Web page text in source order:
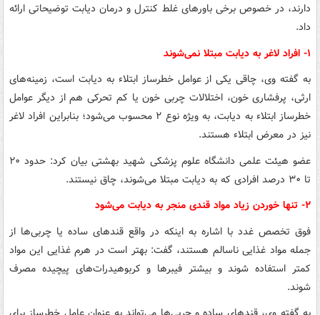
دارند، در خصوص برخی باورهای غلط کنترل و درمان دیابت توضیحاتی ارائه
داد.
۱- افراد لاغر به دیابت مبتلا نمی‌شوند
به گفته وی، چاقی یکی از عوامل خطرساز ابتلاء به دیابت است، زمینه‌های
ارثی، پرفشاری خون، اختلالات چربی خون یا کم تحرکی هم از دیگر عوامل
خطرساز ابتلاء به دیابت، به ویژه نوع ۲ محسوب می‌شود؛ بنابراین افراد لاغر
نیز در معرض ابتلاء هستند.
عضو هیئت علمی دانشگاه علوم پزشکی شهید بهشتی بیان کرد: حدود ۲۰
تا ۳۰ درصد افرادی که به دیابت مبتلا می‌شوند، چاق نیستند.
۲- تنها خوردن زیاد مواد قندی منجر به دیابت می‌شود
فوق تخصص غدد با اشاره به اینکه در واقع قندهای ساده یا چربی‌ها از
جمله مواد غذایی ناسالم هستند، گفت: بهتر است در هرم غذایی این مواد
کمتر استفاده شوند و بیشتر فیبرها و کربوهیدرات‌های پیچیده مصرف
شوند.